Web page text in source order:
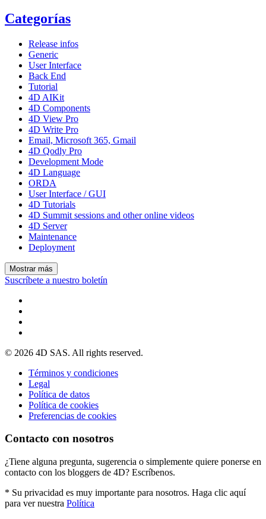
Categorías
Release infos
Generic
User Interface
Back End
Tutorial
4D AIKit
4D Components
4D View Pro
4D Write Pro
Email, Microsoft 365, Gmail
4D Qodly Pro
Development Mode
4D Language
ORDA
User Interface / GUI
4D Tutorials
4D Summit sessions and other online videos
4D Server
Maintenance
Deployment
Mostrar más
Suscríbete a nuestro boletín
© 2026 4D SAS. All rights reserved.
Términos y condiciones
Legal
Política de datos
Política de cookies
Preferencias de cookies
Contacto con nosotros
¿Tiene alguna pregunta, sugerencia o simplemente quiere ponerse en
contacto con los bloggers de 4D? Escríbenos.
* Su privacidad es muy importante para nosotros. Haga clic aquí
para ver nuestra Política